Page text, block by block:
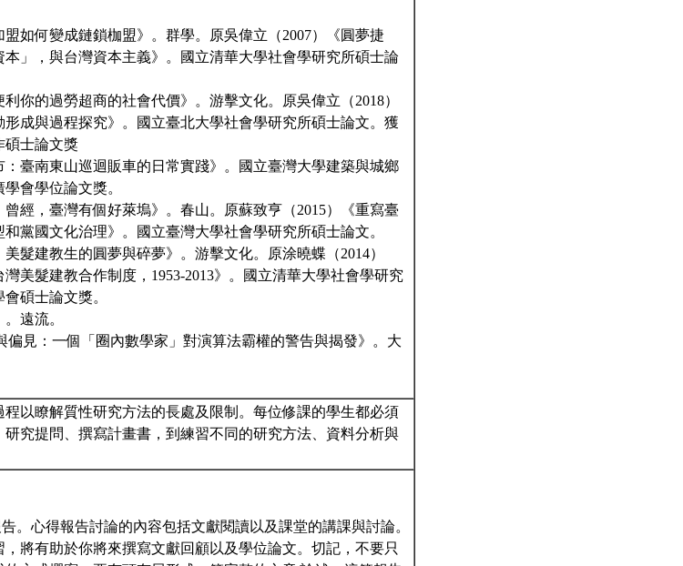
如何變成鏈鎖枷盟》。群學。原吳偉立（2007）《圓夢捷
」，與台灣資本主義》。國立清華大學社會學研究所碩士論
你的過勞超商的社會代價》。游擊文化。原吳偉立（2018）
形成與過程探究》。國立臺北大學社會學研究所碩士論文。獲
碩士論文獎
臺南東山巡迴販車的日常實踐》。國立臺灣大學建築與城鄉
會學位論文獎。
經，臺灣有個好萊塢》。春山。原蘇致亨（2015）《重寫臺
黨國文化治理》。國立臺灣大學社會學研究所碩士論文。
髮建教生的圓夢與碎夢》。游擊文化。原涂曉蝶（2014）
美髮建教合作制度，1953-2013》。國立清華大學社會學研究
碩士論文獎。
遠流。
偏見：一個「圈內數學家」對演算法霸權的警告與揭發》。大
以瞭解質性研究方法的長處及限制。每位修課的學生都必須
究提問、撰寫計畫書，到練習不同的研究方法、資料分析與
。心得報告討論的內容包括文獻閱讀以及課堂的講課與討論。
將有助於你將來撰寫文獻回顧以及學位論文。切記，不要只